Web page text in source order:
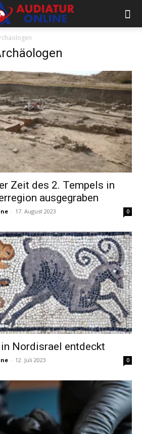
Zeit des 2. Tempels in
ausgegraben
- 17. August 2023 0
Nordisrael entdeckt
- 12. Juli 2023 0